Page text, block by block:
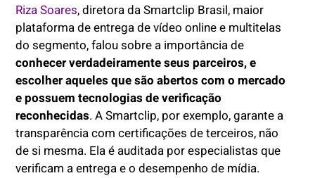
Riza Soares, diretora da Smartclip Brasil, maior
plataforma de entrega de vídeo online e multitelas
do segmento, falou sobre a importância de
conhecer verdadeiramente seus parceiros,e
escolher aqueles que são abertos com o mercado
e possuem tecnologias de verificação
reconhecidas. A Smartclip, por exemplo, garante a
transparência com certificações de terceiros, não
de si mesma. Ela é auditada por especialistas que
verificam a entrega e o desempenho de mídia.